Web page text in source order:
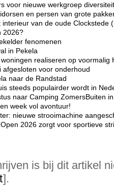
voor nieuwe werkgroep
en persen van grote
van de oude Clockstede
2026?
fenomenen
in Pekela
realiseren op voormalig
afgesloten voor onderhoud
naar de Randstad
steeds populairder wordt in
naar Camping ZomersBuiten
week vol avontuur!
nieuwe strooimachine
2026 zorgt voor sportieve
is bij dit artikel
].